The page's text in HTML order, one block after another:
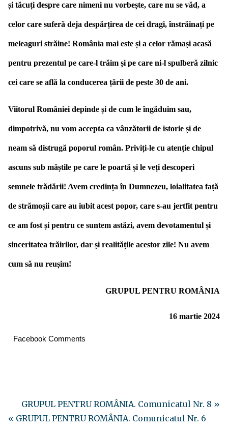
și tăcuți despre care nimeni nu vorbește, care nu se văd, a
celor care suferă deja despărțirea de cei dragi, înstrăinați pe
meleaguri străine! România mai este și a celor rămași acasă
pentru prezentul pe care-l trăim și pe care ni-l spulberă zilnic
cei care se află la conducerea țării de peste 30 de ani.
Viitorul României depinde și de cum le îngăduim sau,
dimpotrivă, nu vom accepta ca vânzătorii de istorie și de
neam să distrugă poporul român. Priviți-le cu atenție chipul
ascuns sub măștile pe care le poartă și le veți descoperi
semnele trădării! Avem credința în Dumnezeu, loialitatea față
de strămoșii care au iubit acest popor, care s-au jertfit pentru
ce am fost și pentru ce suntem astăzi, avem devotamentul și
sinceritatea trăirilor, dar și realitățile acestor zile! Nu avem
cum să nu reușim!
GRUPUL PENTRU ROMÂNIA
16 martie 2024
Facebook Comments
GRUPUL PENTRU ROMÂNIA. Comunicatul Nr. 8 »
« GRUPUL PENTRU ROMÂNIA. Comunicatul Nr. 6